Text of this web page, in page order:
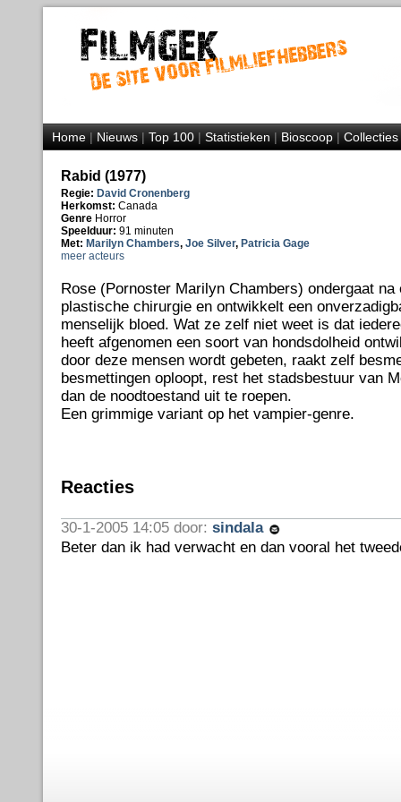
Home|Nieuws|Top 100|Statistieken|Bioscoop|Collecties
Rabid (1977)
Regie: David Cronenberg
Herkomst: Canada
Genre Horror
Speelduur: 91 minuten
Met: Marilyn Chambers, Joe Silver, Patricia Gage
meer acteurs
Rose (Pornoster Marilyn Chambers) ondergaat na
plastische chirurgie en ontwikkelt een
menselijk bloed. Wat ze zelf niet weet is dat
heeft afgenomen een soort van hondsdolheid
door deze mensen wordt gebeten, raakt zelf
besmettingen oploopt, rest het stadsbestuur van
dan de noodtoestand uit te roepen.
Een grimmige variant op het vampier-genre.
Reacties
30-1-2005 14:05 door: sindala
Beter dan ik had verwacht en dan vooral het